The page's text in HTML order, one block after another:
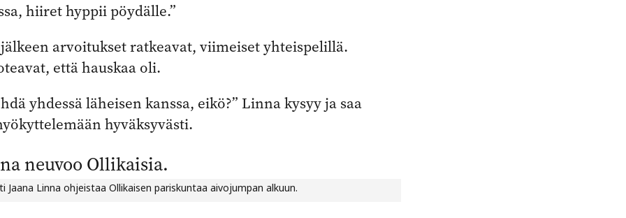
hiiret hyppii pöydälle.”
arvoitukset ratkeavat, viimeiset yhteispelillä.
että hauskaa oli.
yhdessä läheisen kanssa, eikö?” Linna kysyy ja saa
hyväksyvästi.
Linna ohjeistaa Ollikaisen pariskuntaa aivojumpan alkuun.